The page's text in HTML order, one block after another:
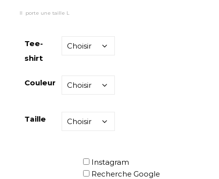
Il porte une taille L
Tee-
shirt
Couleur
Taille
Instagram
Recherche Google